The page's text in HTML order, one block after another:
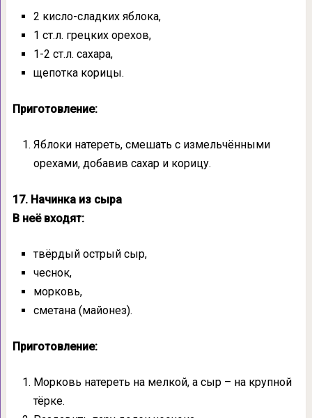
2 кисло-сладких яблока,
1 ст.л. грецких орехов,
1-2 ст.л. сахара,
щепотка корицы.
Приготовление:
Яблоки натереть, смешать с измельчёнными
орехами, добавив сахар и корицу.
17. Начинка из сыра
В неё входят:
твёрдый острый сыр,
чеснок,
морковь,
сметана (майонез).
Приготовление:
Морковь натереть на мелкой, а сыр – на крупной
тёрке.